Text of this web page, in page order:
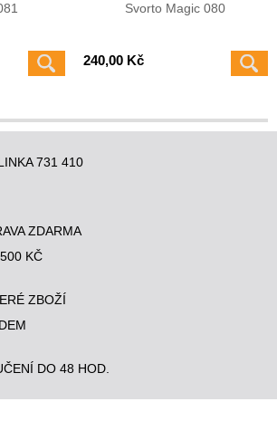
Svorto Magic 080
240,00 Kč
731 410
ZDARMA
KČ
ZBOŽÍ
DO 48 HOD.